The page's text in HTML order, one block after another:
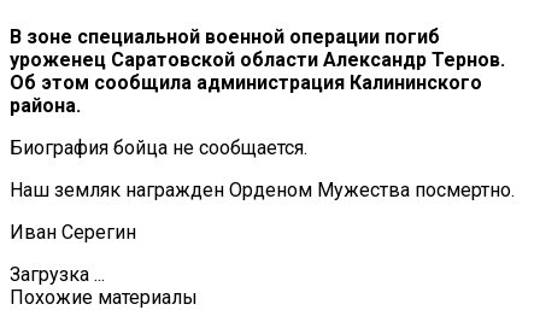
В зоне специальной военной операции погиб
уроженец Саратовской области Александр Тернов.
Об этом сообщила администрация Калининского
района.
Биография бойца не сообщается.
Наш земляк награжден Орденом Мужества посмертно.
Иван Серегин
Загрузка ...
Похожие материалы